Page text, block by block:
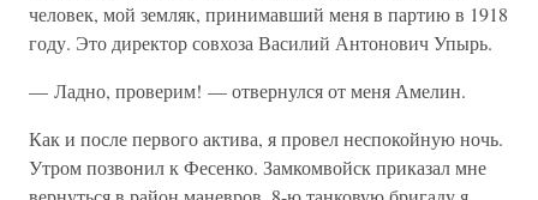
человек, мой земляк, принимавший меня в партию в 1918
году. Это директор совхоза Василий Антонович Упырь.
— Ладно, проверим! — отвернулся от меня Амелин.
Как и после первого актива, я провел неспокойную ночь.
Утром позвонил к Фесенко. Замкомвойск приказал мне